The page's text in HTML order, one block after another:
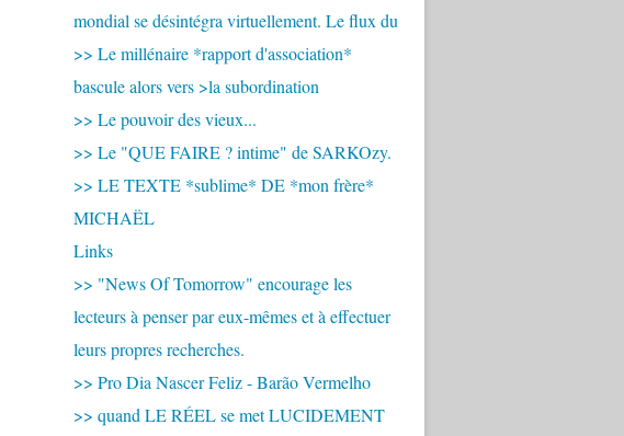
mondial se désintégra virtuellement. Le flux du
>> Le millénaire *rapport d'association*
bascule alors vers >la subordination
>> Le pouvoir des vieux...
>> Le "QUE FAIRE ? intime" de SARKOzy.
>> LE TEXTE *sublime* DE *mon frère*
MICHAËL
Links
>> "News Of Tomorrow" encourage les
lecteurs à penser par eux-mêmes et à effectuer
leurs propres recherches.
>> Pro Dia Nascer Feliz - Barão Vermelho
>> quand LE RÉEL se met LUCIDEMENT